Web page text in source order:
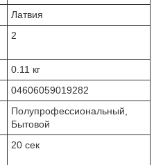
Латвия
2
0.11 кг
04606059019282
Полупрофессиональный,
Бытовой
20 сек